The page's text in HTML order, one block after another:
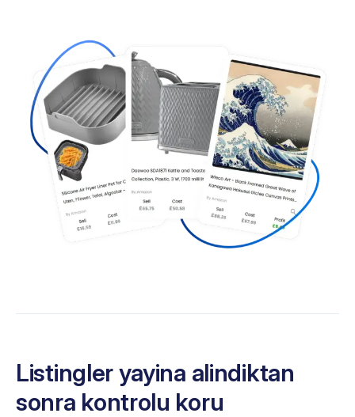
Listingler yayina alindiktan
sonra kontrolu koru